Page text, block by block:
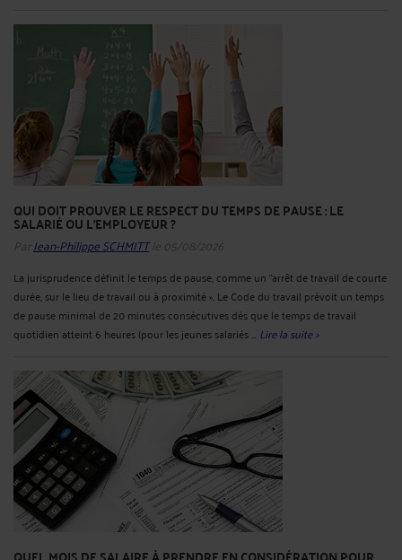
QUI DOIT PROUVER LE RESPECT DU TEMPS DE PAUSE : LE
SALARIÉ OU L'EMPLOYEUR ?
Par Jean-Philippe SCHMITTle 05/08/2026
La jurisprudence définit le temps de pause, comme un "arrêt de travail de courte
durée, sur le lieu de travail ou à proximité ». Le Code du travail prévoit un temps
de pause minimal de 20 minutes consécutives dès que le temps de travail
quotidien atteint 6 heures (pour les jeunes salariés ... Lire la suite >